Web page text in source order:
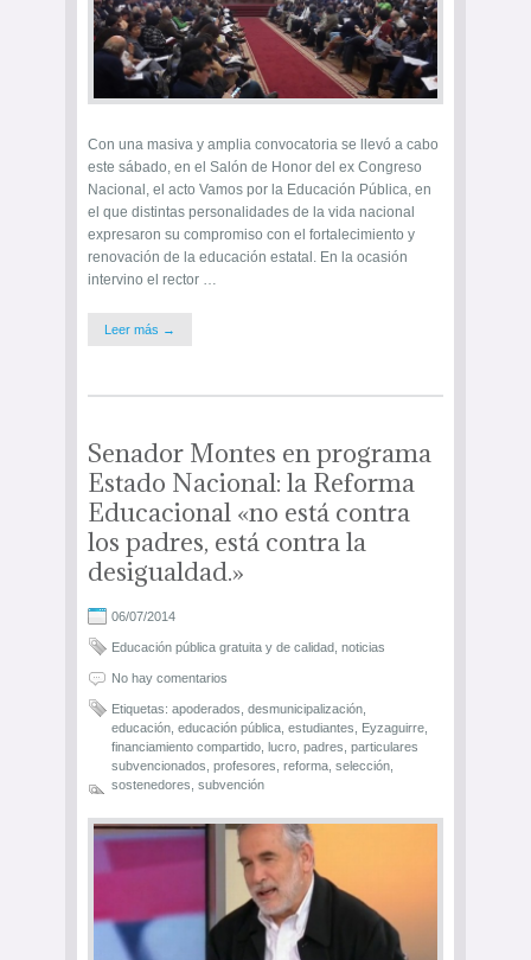
Con una masiva y amplia convocatoria se llevó a cabo
este sábado, en el Salón de Honor del ex Congreso
Nacional, el acto Vamos por la Educación Pública, en
el que distintas personalidades de la vida nacional
expresaron su compromiso con el fortalecimiento y
renovación de la educación estatal. En la ocasión
intervino el rector …
Leer más →
Senador Montes en programa
Estado Nacional: la Reforma
Educacional «no está contra
los padres, está contra la
desigualdad.»
06/07/2014
Educación pública gratuita y de calidad noticias
No hay comentarios
Etiquetas: apoderados desmunicipalización
educación educación pública estudiantes Eyzaguirre
financiamiento compartido
lucro padres particulares
subvencionados profesores reforma selección
sostenedores subvención